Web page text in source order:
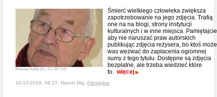
Mariusz Kubik (lic. CC BY 3.0)
Śmierć wielkiego człowieka zwiększa
zapotrzebowanie na jego zdjęcia. Trafią
one na na blogi, strony instytucji
kulturalnych i w inne miejsca.
aby nie naruszać praw autorskich
publikując zdjęcia reżysera, bo ktoś może
was wezwać do zapłacenia ogromnej
sumy z tego tytułu. Dostępne są zdjęcia
bezpłatne, ale trzeba wiedzieć które
to. więcej
10-10-2016, 09:15, Marcin Maj, Pieniądze